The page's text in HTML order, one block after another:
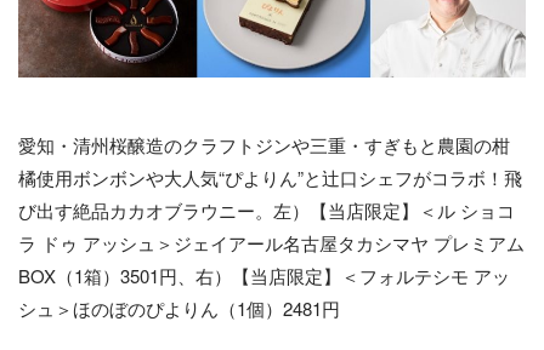
愛知・清州桜醸造のクラフトジンや三重・すぎもと農園の柑
橘使用ボンボンや大人気“ぴよりん”と辻口シェフがコラボ！飛
び出す絶品カカオブラウニー。左）【当店限定】＜ル ショコ
ラ ドゥ アッシュ＞ジェイアール名古屋タカシマヤ プレミアム
BOX（1箱）3501円、右）【当店限定】＜フォルテシモ アッ
シュ＞ほのぼのぴよりん（1個）2481円